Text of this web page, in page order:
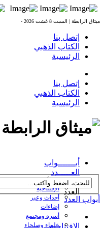
ميثاق الرابطة | السبت 8 غشت 2026 -
إتصل بنا
الكتاب الذهبي
الرئيسية
إتصل بنا
الكتاب الذهبي
الرئيسية
أبـــــــواب
العـــــدد
← تصفح أبواب
العدد الإفتتاحية
أحداث وعبر
إضاءات
أسرة ومجتمع
علماء وصلحاء
أبواب العدد